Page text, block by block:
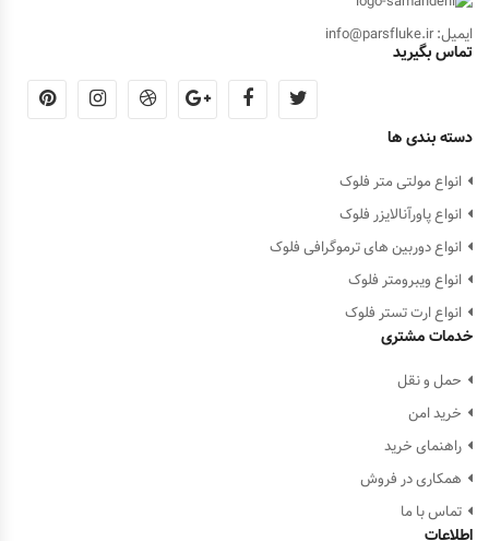
ایمیل: info@parsfluke.ir
تماس بگیرید
دسته بندی ها
انواع مولتی متر فلوک
انواع پاورآنالایزر فلوک
انواع دوربین های ترموگرافی فلوک
انواع ویبرومتر فلوک
انواع ارت تستر فلوک
خدمات مشتری
حمل و نقل
خرید امن
راهنمای خرید
همکاری در فروش
تماس با ما
اطلاعات